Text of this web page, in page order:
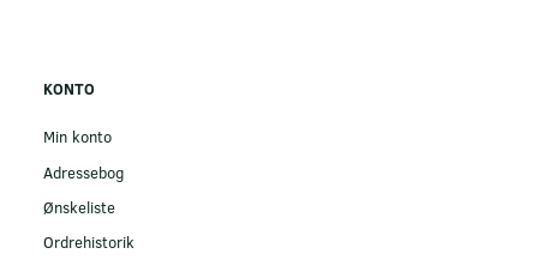
KONTO
Min konto
Adressebog
Ønskeliste
Ordrehistorik